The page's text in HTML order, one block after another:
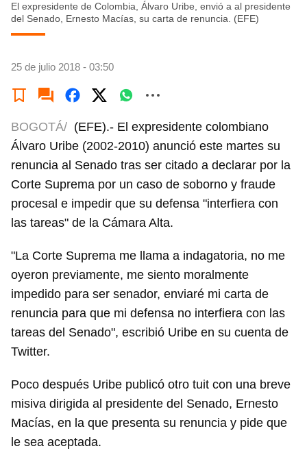
El expresidente de Colombia, Álvaro Uribe, envió a al presidente
del Senado, Ernesto Macías, su carta de renuncia. (EFE)
25 de julio 2018 - 03:50
BOGOTÁ/ (EFE).- El expresidente colombiano
Álvaro Uribe (2002-2010) anunció este martes su
renuncia al Senado tras ser citado a declarar por la
Corte Suprema por un caso de soborno y fraude
procesal e impedir que su defensa "interfiera con
las tareas" de la Cámara Alta.
"La Corte Suprema me llama a indagatoria, no me
oyeron previamente, me siento moralmente
impedido para ser senador, enviaré mi carta de
renuncia para que mi defensa no interfiera con las
tareas del Senado", escribió Uribe en su cuenta de
Twitter.
Poco después Uribe publicó otro tuit con una breve
misiva dirigida al presidente del Senado, Ernesto
Macías, en la que presenta su renuncia y pide que
le sea aceptada.